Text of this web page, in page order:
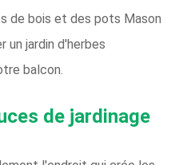
de bois et des pots Mason
un jardin d'herbes
balcon.
de jardinage